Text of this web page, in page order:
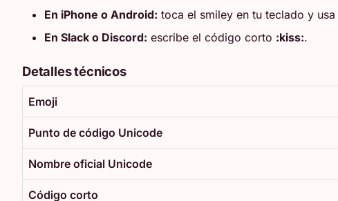
En iPhone o Android: toca el smiley en tu teclado y
En Slack o Discord: escribe el código corto :kiss:.
Detalles técnicos
Emoji
Punto de código Unicode
Nombre oficial Unicode
Código corto